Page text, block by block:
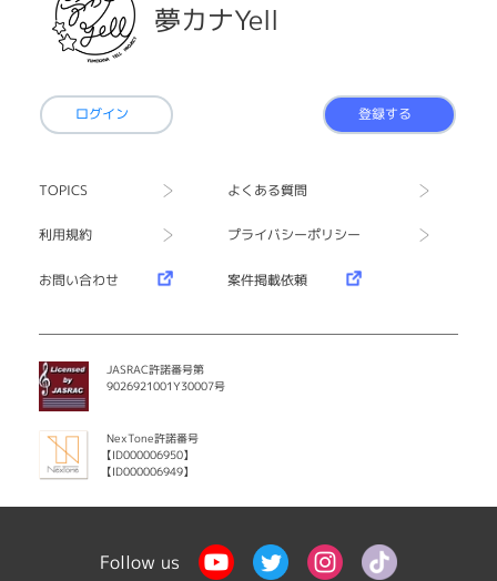
夢カナYell
ログイン 登録する
TOPICS よくある質問
利用規約 プライバシーポリシー
お問い合わせ 案件掲載依頼
JASRAC許諾番号第
9026921001Y30007号
NexTone許諾番号
【ID000006950】
【ID000006949】
Follow us